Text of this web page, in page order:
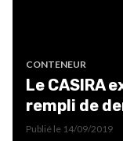
CONTENEUR
Le CASIRA
rempli de
Publié le 14/09/2019